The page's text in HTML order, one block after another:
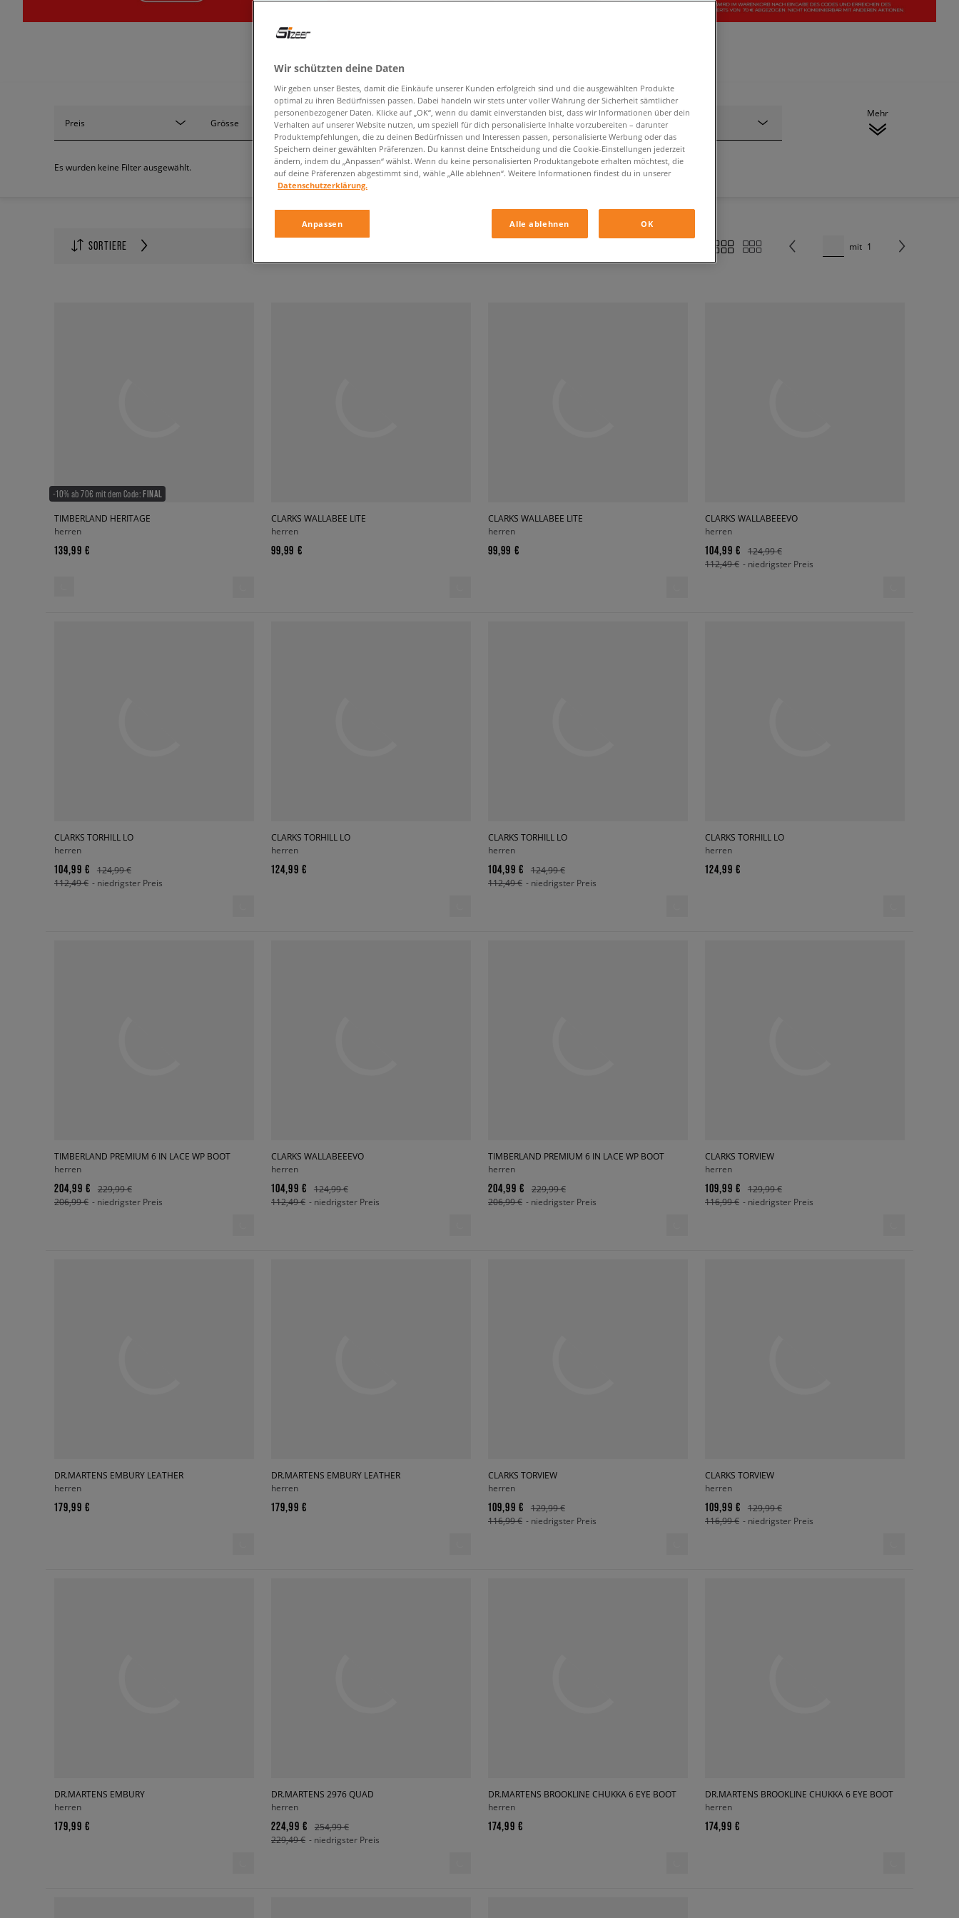
SORTIERE
Anzahl auf der Seite
mit 1
Preis Grösse Marke Farbe Verschluss
Mehr
Es wurden keine Filter ausgewählt.
-10% ab 70€ mit dem Code:FINAL
TIMBERLAND HERITAGE
herren
139,99 €
CLARKS WALLABEE LITE
herren
99,99 €
CLARKS WALLABEE LITE
herren
99,99 €
CLARKS WALLABEEEVO
herren
104,99 €
124,99 €
112,49 € - niedrigster Preis
CLARKS TORHILL LO
herren
104,99 €
124,99 €
112,49 € - niedrigster Preis
CLARKS TORHILL LO
herren
124,99 €
CLARKS TORHILL LO
herren
104,99 €
124,99 €
112,49 € - niedrigster Preis
CLARKS TORHILL LO
herren
124,99 €
TIMBERLAND PREMIUM 6 IN LACE WP BOOT
herren
204,99 €
229,99 €
206,99 € - niedrigster Preis
CLARKS WALLABEEEVO
herren
104,99 €
124,99 €
112,49 € - niedrigster Preis
TIMBERLAND PREMIUM 6 IN LACE WP BOOT
herren
204,99 €
229,99 €
206,99 € - niedrigster Preis
CLARKS TORVIEW
herren
109,99 €
129,99 €
116,99 € - niedrigster Preis
DR.MARTENS EMBURY LEATHER
herren
179,99 €
DR.MARTENS EMBURY LEATHER
herren
179,99 €
CLARKS TORVIEW
herren
109,99 €
129,99 €
116,99 € - niedrigster Preis
CLARKS TORVIEW
herren
109,99 €
129,99 €
116,99 € - niedrigster Preis
DR.MARTENS EMBURY
herren
179,99 €
DR.MARTENS 2976 QUAD
herren
224,99 €
254,99 €
229,49 € - niedrigster Preis
DR.MARTENS BROOKLINE CHUKKA 6 EYE BOOT
herren
174,99 €
DR.MARTENS BROOKLINE CHUKKA 6 EYE BOOT
herren
174,99 €
Wir schützten deine Daten
Wir geben unser Bestes, damit die Einkäufe unserer Kunden erfolgreich sind und die ausgewählten Produkte
optimal zu ihren Bedürfnissen passen. Dabei handeln wir stets unter voller Wahrung der Sicherheit sämtlicher
personenbezogener Daten. Klicke auf „OK“, wenn du damit einverstanden bist, dass wir Informationen über dein
Verhalten auf unserer Website nutzen, um speziell für dich personalisierte Inhalte vorzubereiten – darunter
Produktempfehlungen, die zu deinen Bedürfnissen und Interessen passen, personalisierte Werbung oder das
Speichern deiner gewählten Präferenzen. Du kannst deine Entscheidung und die Cookie-Einstellungen jederzeit
ändern, indem du „Anpassen“ wählst. Wenn du keine personalisierten Produktangebote erhalten möchtest, die
auf deine Präferenzen abgestimmt sind, wähle „Alle ablehnen“. Weitere Informationen findest du in unserer
Datenschutzerklärung.
Anpassen Alle ablehnen OK